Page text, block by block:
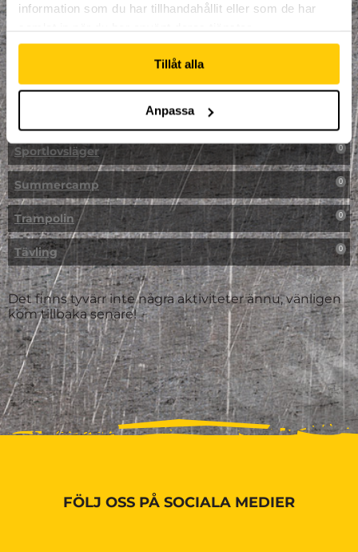
information som du har tillhandahållit eller som de har
Tillåt alla
Anpassa
Påsk på Dome
Påsklovsläger 0
Skateboard 0
Sportlovsläger 0
Summercamp 0
Trampolin 0
Tävling 0
Det finns tyvärr inte några aktiviteter ännu, vänligen
kom tillbaka senare!
FÖLJ OSS PÅ SOCIALA MEDIER